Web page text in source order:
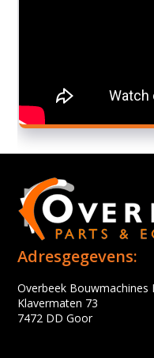
Adresgegevens:
Overbeek Bouwmachines
Klavermaten 73
7472 DD Goor